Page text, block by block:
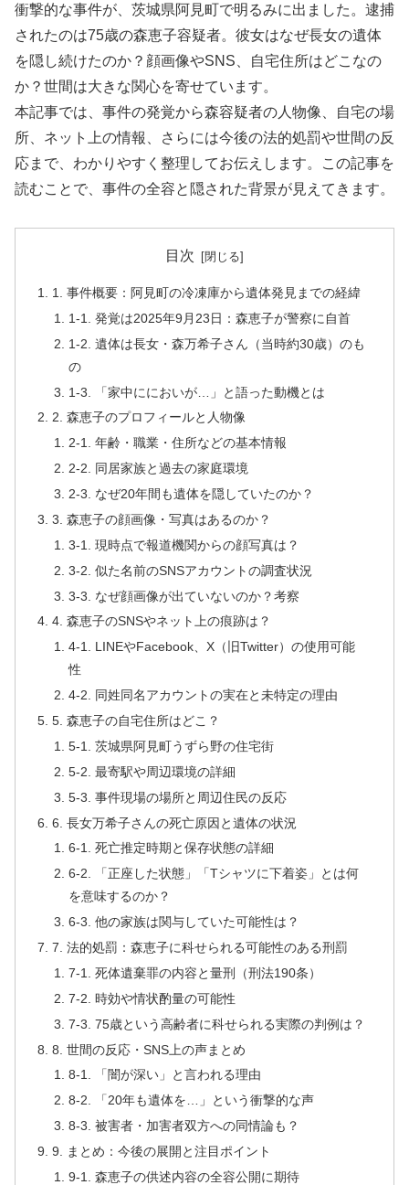
衝撃的な事件が、茨城県阿見町で明るみに出ました。逮捕
されたのは75歳の森恵子容疑者。彼女はなぜ長女の遺体
を隠し続けたのか？顔画像やSNS、自宅住所はどこなの
か？世間は大きな関心を寄せています。
本記事では、事件の発覚から森容疑者の人物像、自宅の場
所、ネット上の情報、さらには今後の法的処罰や世間の反
応まで、わかりやすく整理してお伝えします。この記事を
読むことで、事件の全容と隠された背景が見えてきます。
目次
1. 事件概要：阿見町の冷凍庫から遺体発見までの経緯
1-1. 発覚は2025年9月23日：森恵子が警察に自首
1-2. 遺体は長女・森万希子さん（当時約30歳）のも
の
1-3. 「家中ににおいが…」と語った動機とは
2. 森恵子のプロフィールと人物像
2-1. 年齢・職業・住所などの基本情報
2-2. 同居家族と過去の家庭環境
2-3. なぜ20年間も遺体を隠していたのか？
3. 森恵子の顔画像・写真はあるのか？
3-1. 現時点で報道機関からの顔写真は？
3-2. 似た名前のSNSアカウントの調査状況
3-3. なぜ顔画像が出ていないのか？考察
4. 森恵子のSNSやネット上の痕跡は？
4-1. LINEやFacebook、X（旧Twitter）の使用可能
性
4-2. 同姓同名アカウントの実在と未特定の理由
5. 森恵子の自宅住所はどこ？
5-1. 茨城県阿見町うずら野の住宅街
5-2. 最寄駅や周辺環境の詳細
5-3. 事件現場の場所と周辺住民の反応
6. 長女万希子さんの死亡原因と遺体の状況
6-1. 死亡推定時期と保存状態の詳細
6-2. 「正座した状態」「Tシャツに下着姿」とは何
を意味するのか？
6-3. 他の家族は関与していた可能性は？
7. 法的処罰：森恵子に科せられる可能性のある刑罰
7-1. 死体遺棄罪の内容と量刑（刑法190条）
7-2. 時効や情状酌量の可能性
7-3. 75歳という高齢者に科せられる実際の判例は？
8. 世間の反応・SNS上の声まとめ
8-1. 「闇が深い」と言われる理由
8-2. 「20年も遺体を…」という衝撃的な声
8-3. 被害者・加害者双方への同情論も？
9. まとめ：今後の展開と注目ポイント
9-1. 森恵子の供述内容の全容公開に期待